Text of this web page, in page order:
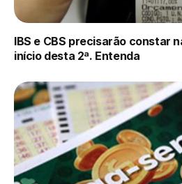
IBS e CBS precisarão constar
início desta 2ª. Entenda